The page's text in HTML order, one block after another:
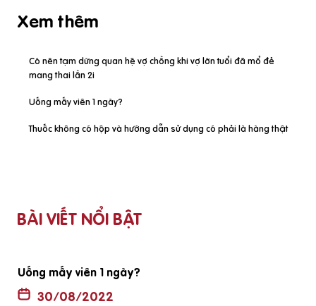
Xem thêm
Có nên tạm dừng quan hệ vợ chồng khi vợ lớn tuổi đã mổ đẻ
mang thai lần 2i
Uống mấy viên 1 ngày?
Thuốc không có hộp và hướng dẫn sử dụng có phải là hàng thật
BÀI VIẾT NỔI BẬT
Uống mấy viên 1 ngày?
30/08/2022